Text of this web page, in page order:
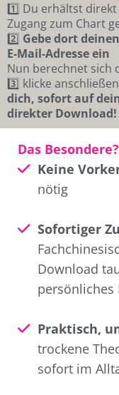
1️⃣ Du erhältst
Zugang zum Chart
2️⃣ Gebe dort
E-Mail-Adresse ein
Nun berechnet sich
3️⃣ klicke
dich, sofort auf
direkter Download!
Das Besondere?
Keine
nötig
Sofortiger
Download
persönliches
Praktisch,
trockene
sofort im